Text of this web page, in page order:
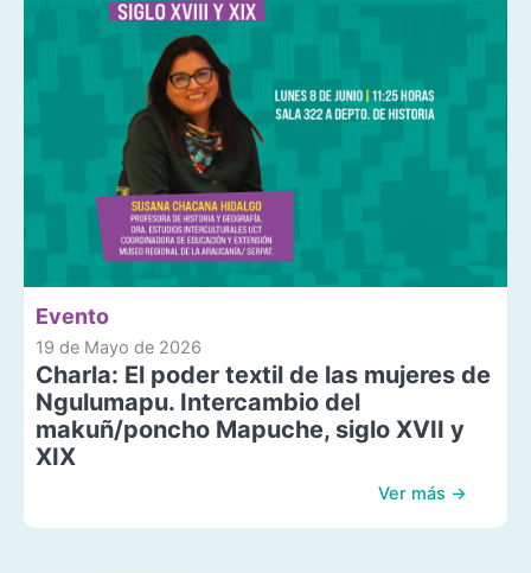
Evento
19 de Mayo de 2026
Charla: El poder textil de las mujeres de
Ngulumapu. Intercambio del
makuñ/poncho Mapuche, siglo XVII y
XIX
Ver más →